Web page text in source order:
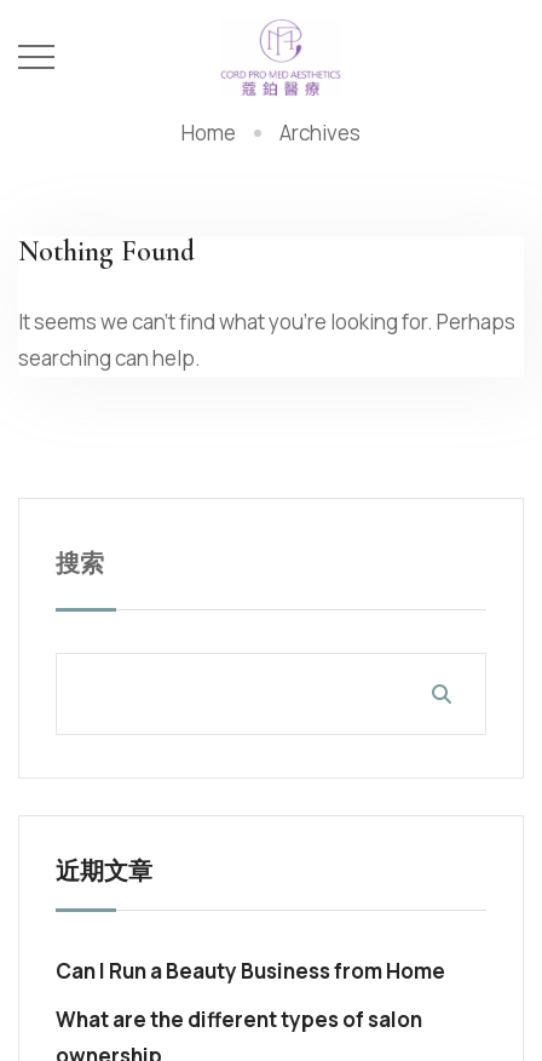
Home Archives
Nothing Found
It seems we can’t find what you’re looking for. Perhaps
searching can help.
搜索
近期文章
Can I Run a Beauty Business from Home
What are the different types of salon
ownership